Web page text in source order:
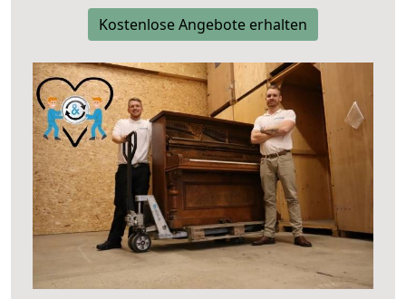
Kostenlose Angebote erhalten